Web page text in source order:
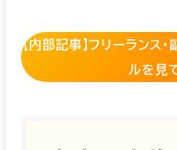
【内部記事】フリーランス
ルを見